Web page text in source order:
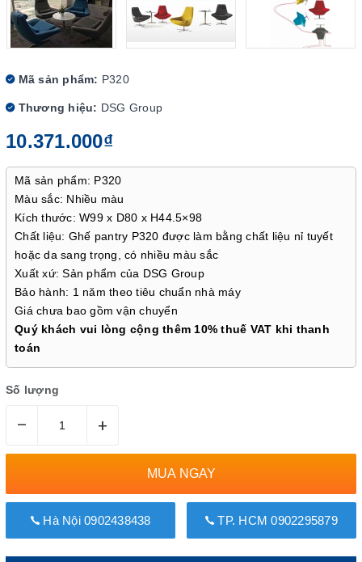
Mã sản phẩm: P320
Thương hiệu: DSG Group
10.371.000₫
Mã sản phẩm: P320
Màu sắc: Nhiều màu
Kích thước: W99 x D80 x H44.5×98
Chất liệu: Ghế pantry P320 được làm bằng chất liệu nỉ tuyết
hoặc da sang trọng, có nhiều màu sắc
Xuất xứ: Sản phẩm của DSG Group
Bảo hành: 1 năm theo tiêu chuẩn nhà máy
Giá chưa bao gồm vận chuyển
Quý khách vui lòng cộng thêm 10% thuế VAT khi thanh
toán
Số lượng
– +
MUA NGAY
Hà Nội 0902438438 TP. HCM 0902295879